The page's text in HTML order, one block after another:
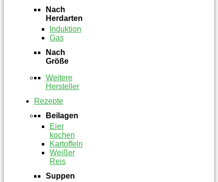
Nach
Herdarten
Induktion
Gas
Nach
Größe
Weitere
Hersteller
Rezepte
Beilagen
Eier
kochen
Kartoffeln
Weißer
Reis
Suppen